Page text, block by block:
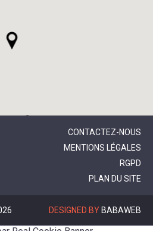
CONTACTEZ-NOUS
MENTIONS LÉGALES
RGPD
PLAN DU SITE
DESIGNED BY BABAWEB